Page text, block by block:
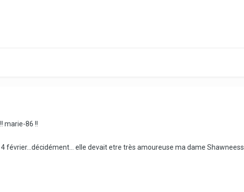
marie-86 !!
février...décidément... elle devait etre très amoureuse ma dame Shawneess